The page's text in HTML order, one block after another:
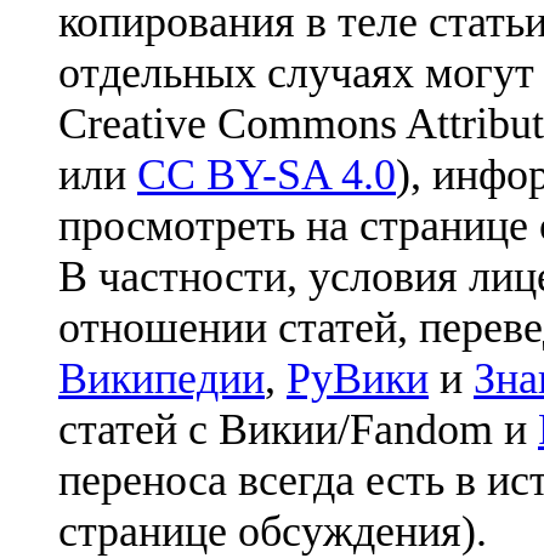
копирования в теле
отдельных случаях
Creative Commons
или CC BY-SA 4.0),
просмотреть на
В частности, условия
отношении статей,
Википедии, РуВики и
статей с Викии/Fandom и
переноса всегда есть в
странице обсуждения).